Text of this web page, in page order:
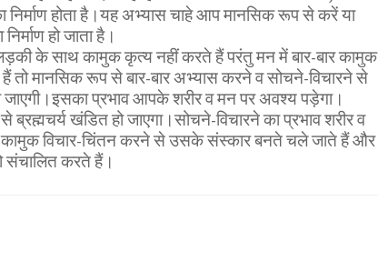
होता है।यह अभ्यास चाहे आप मानसिक रूप से करें या
हो जाता है।
के साथ कामुक कृत्य नहीं करते हैं परंतु मन में बार-बार कामुक
तो मानसिक रूप से बार-बार अभ्यास करने व सोचने-विचारने से
जाएगी।इसका प्रभाव आपके शरीर व मन पर अवश्य पड़ेगा।
ब्रह्मचर्य खंडित हो जाएगा।सोचने-विचारने का प्रभाव शरीर व
विचार-चिंतन करने से उसके संस्कार बनते चले जाते हैं और
करते हैं।